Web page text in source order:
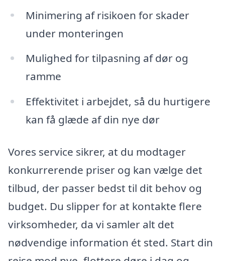
Minimering af risikoen for skader
under monteringen
Mulighed for tilpasning af dør og
ramme
Effektivitet i arbejdet, så du hurtigere
kan få glæde af din nye dør
Vores service sikrer, at du modtager
konkurrerende priser og kan vælge det
tilbud, der passer bedst til dit behov og
budget. Du slipper for at kontakte flere
virksomheder, da vi samler alt det
nødvendige information ét sted. Start din